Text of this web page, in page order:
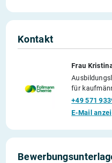
Kontakt
Frau
für
+49 571
E-Mail